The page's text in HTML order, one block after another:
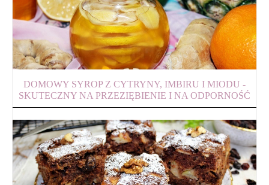
DOMOWY SYROP Z CYTRYNY, IMBIRU I MIODU -
SKUTECZNY NA PRZEZIĘBIENIE I NA ODPORNOŚĆ